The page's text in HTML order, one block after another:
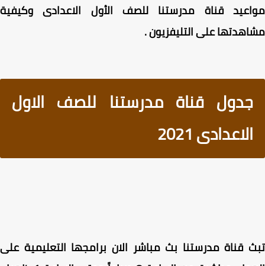
قناة مدرستنا للصف الأول الاعدادى وكيفية
على التليفزيون .
جدول قناة مدرستنا للصف الاول
الاعدادى 2021
قناة مدرستنا بث مباشر الان برامجها التعليمية على